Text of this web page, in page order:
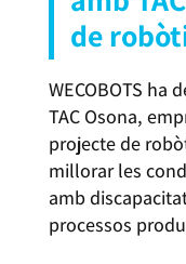
de
WECOBOTS
TAC Osona,
projecte de
millorar les
amb
processos